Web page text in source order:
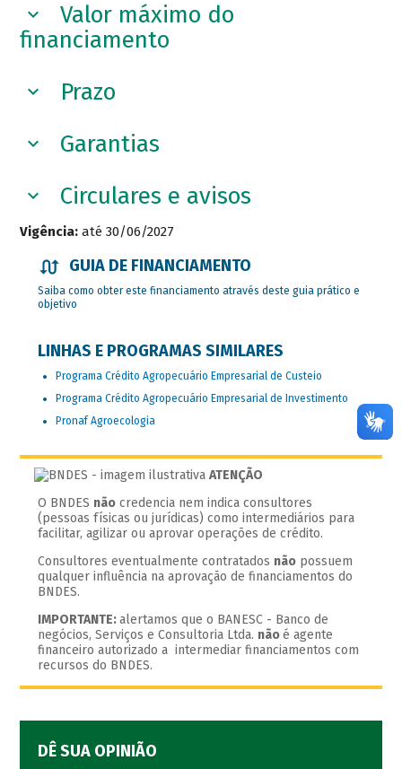
Valor máximo do
financiamento
Prazo
Garantias
Circulares e avisos
Vigência: até 30/06/2027
GUIA DE FINANCIAMENTO
Saiba como obter este financiamento através deste guia prático e
objetivo
LINHAS E PROGRAMAS SIMILARES
Programa Crédito Agropecuário Empresarial de Custeio
Programa Crédito Agropecuário Empresarial de Investimento
Pronaf Agroecologia
ATENÇÃO
O BNDES não credencia nem indica consultores
(pessoas físicas ou jurídicas) como intermediários para
facilitar, agilizar ou aprovar operações de crédito.
Consultores eventualmente contratados não possuem
qualquer influência na aprovação de financiamentos do
BNDES.
IMPORTANTE:alertamos que o BANESC - Banco de
negócios, Serviços e Consultoria Ltda. nãoé agente
financeiro autorizado a intermediar financiamentos com
recursos do BNDES.
DÊ SUA OPINIÃO